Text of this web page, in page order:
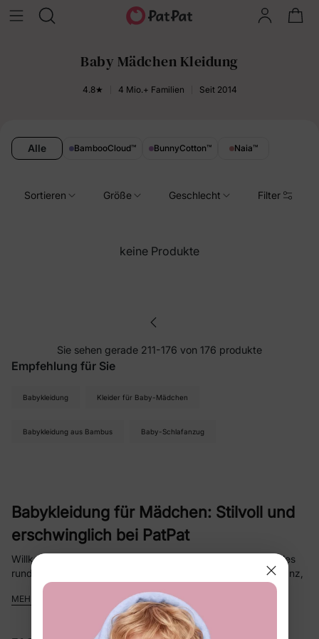
Baby Mädchen Kleidung
4.8★ 4 Mio.+ Familien Seit 2014
Alle BambooCloud™ BunnyCotton™ Naia™
Sortieren Größe Geschlecht Filter
keine Produkte
Sie sehen gerade 211-176 von 176 produkte
Empfehlung für Sie
Babykleidung Kleider für Baby-Mädchen
Babykleidung aus Bambus Baby-Schlafanzug
Babykleidung für Mädchen: Stilvoll und
erschwinglich bei PatPat
Willkommen bei PatPat, Ihrem Einzelhandelsgeschäft für alles
rund um Babys
mit einer Prise Eleganz,
Komfort und günstigen Preisen.
In unserer Kollektion finden Sie alles, was nötig ist, damit Ihre
kleine Prinzessin immer im Trend bleibt – von Overalls,
MEHR ANZEIGEN